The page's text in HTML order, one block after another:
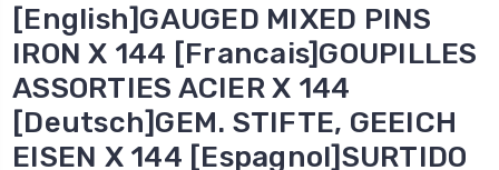
[English]GAUGED MIXED PINS
IRON X 144 [Francais]GOUPILLES
ASSORTIES ACIER X 144
[Deutsch]GEM. STIFTE, GEEICH
EISEN X 144 [Espagnol]SURTIDO